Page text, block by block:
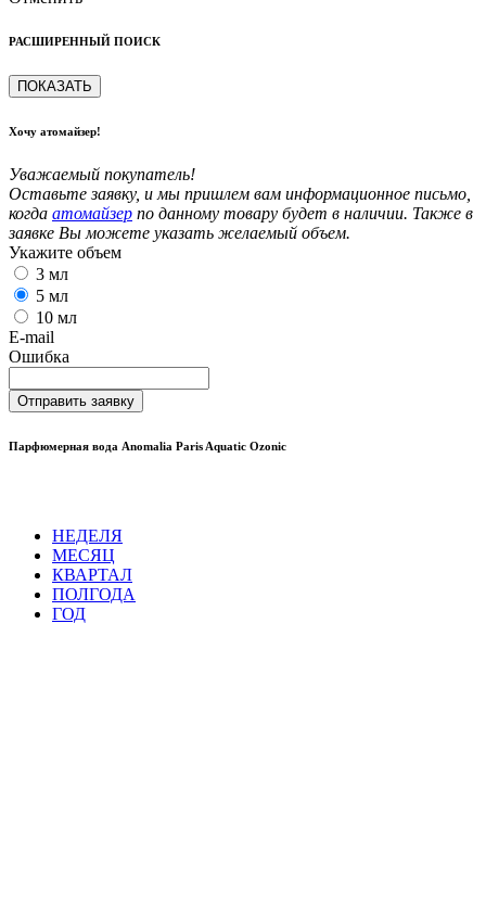
РАСШИРЕННЫЙ ПОИСК
ПОКАЗАТЬ
Хочу атомайзер!
Уважаемый покупатель!
Оставьте заявку, и мы пришлем вам информационное письмо,
когда атомайзер по данному товару будет в наличии. Также в
заявке Вы можете указать желаемый объем.
Укажите объем
3 мл
5 мл
10 мл
E-mail
Ошибка
Отправить заявку
Парфюмерная вода Anomalia Paris Aquatic Ozonic
НЕДЕЛЯ
МЕСЯЦ
КВАРТАЛ
ПОЛГОДА
ГОД